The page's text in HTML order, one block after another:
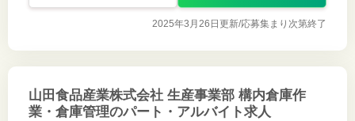
2025年3月26日更新/応募集まり次第終了
山田食品産業株式会社 生産事業部 構内倉庫作
業・倉庫管理のパート・アルバイト求人